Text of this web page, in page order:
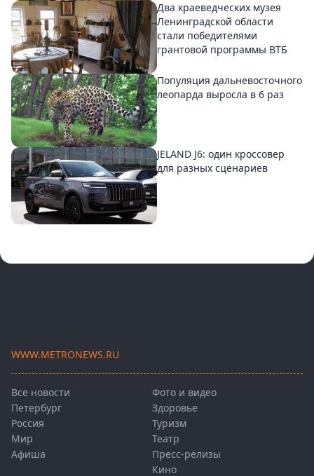
Два краеведческих музея
Ленинградской области
стали победителями
грантовой программы ВТБ
Популяция дальневосточного
леопарда выросла в 6 раз
JELAND J6: один кроссовер
для разных сценариев
WWW.METRONEWS.RU
Все новости
Петербург
Россия
Мир
Афиша
Фото и видео
Здоровье
Туризм
Театр
Пресс-релизы
Кино